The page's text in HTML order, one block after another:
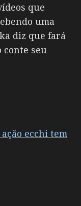
que
uma
diz que fará
conte seu
ecchi tem